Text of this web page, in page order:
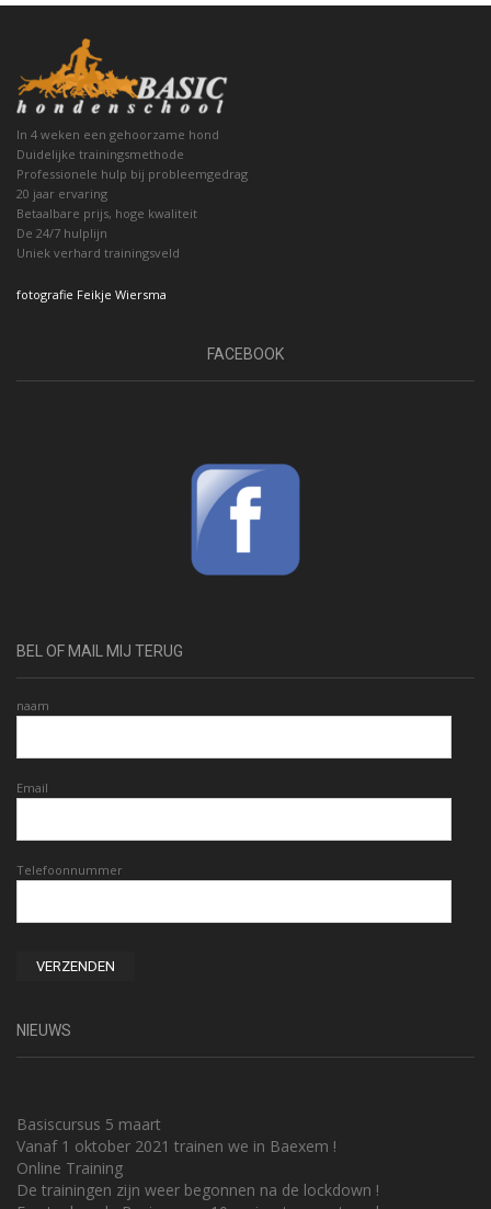
In 4 weken een gehoorzame hond
Duidelijke trainingsmethode
Professionele hulp bij probleemgedrag
20 jaar ervaring
Betaalbare prijs, hoge kwaliteit
De 24/7 hulplijn
Uniek verhard trainingsveld
fotografie Feikje Wiersma
FACEBOOK
BEL OF MAIL MIJ TERUG
naam
Email
Telefoonnummer
NIEUWS
Basiscursus 5 maart
Vanaf 1 oktober 2021 trainen we in Baexem !
Online Training
De trainingen zijn weer begonnen na de lockdown !